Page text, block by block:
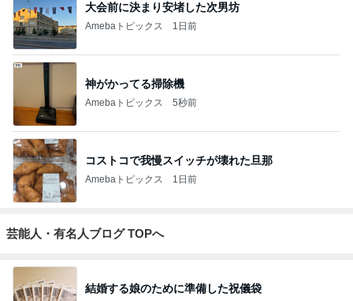
大会前に決まり安堵した次男坊
Amebaトピックス 1日前
神がかってる掃除機
Amebaトピックス 5秒前
コストコで我慢スイッチが壊れた旦那
Amebaトピックス 1日前
芸能人・有名人ブログ TOPへ
結婚する娘のために準備した祝儀袋